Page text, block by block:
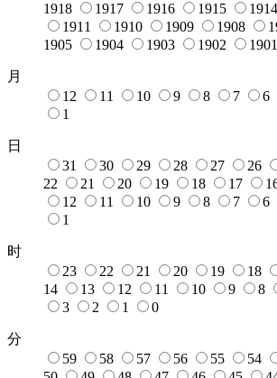
1918
1917 1916 1915 1914
1911
1910 1909 1908
1905
1904 1903 1902 1901
月
12
11 10 9 8 7 6
1
日
31
30 29 28 27 26
22
21 20 19 18 17
12
11 10 9 8 7 6
1
时
23
22 21 20 19 18
14
13 12 11 10 9 8
3
2 1 0
分
59
58 57 56 55 54